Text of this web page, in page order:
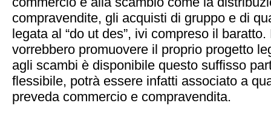
compravendite, gli acquisti di gruppo e di
legata al “do ut des”, ivi compreso il
vorrebbero promuovere il proprio progetto
agli scambi è disponibile questo suffisso
flessibile, potrà essere infatti associato a
preveda commercio e compravendita.